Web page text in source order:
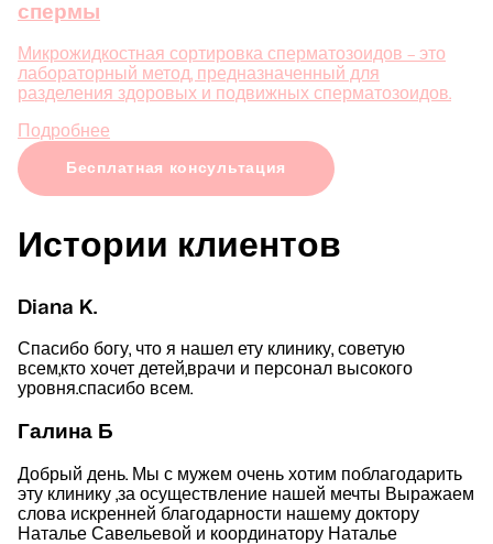
спермы
Микрожидкостная сортировка сперматозоидов - это
лабораторный метод, предназначенный для
разделения здоровых и подвижных сперматозоидов.
Подробнее
Бесплатная консультация
Истории клиентов
Diana K.
Спасибо богу, что я нашел ету клинику, советую
всем,кто хочет детей,врачи и персонал высокого
уровня.спасибо всем.
Галина Б
Добрый день. Мы с мужем очень хотим поблагодарить
эту клинику ,за осуществление нашей мечты Выражаем
слова искренней благодарности нашему доктору
Наталье Савельевой и координатору Наталье